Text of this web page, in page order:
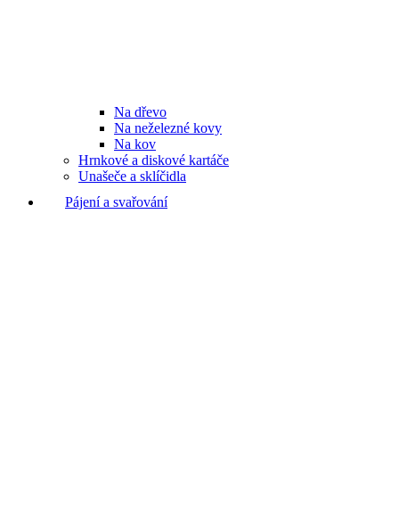
Na dřevo
Na neželezné kovy
Na kov
Hrnkové a diskové kartáče
Unašeče a sklíčidla
Pájení a svařování